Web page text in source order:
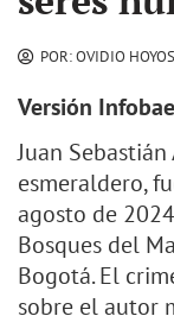
POR:OVIDIO HOYOS
Versión
Juan
esmeraldero,
agosto de
Bosques del
Bogotá. El
sobre el autor